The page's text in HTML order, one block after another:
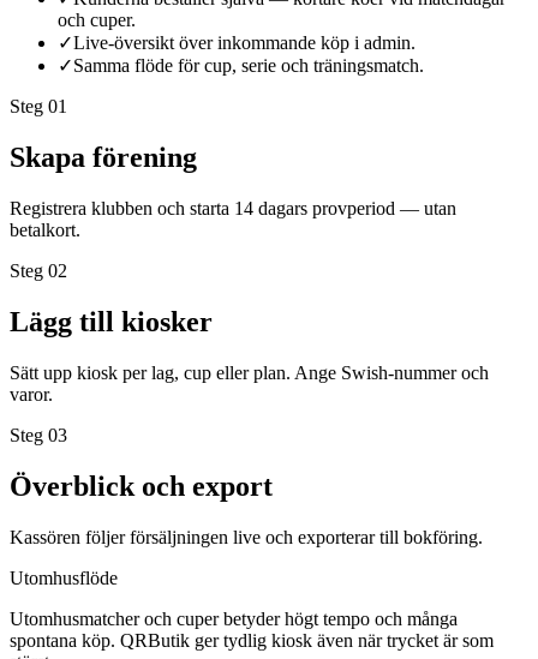
och cuper.
✓Live-översikt över inkommande köp i admin.
✓Samma flöde för cup, serie och träningsmatch.
Steg 01
Skapa förening
Registrera klubben och starta 14 dagars provperiod — utan
betalkort.
Steg 02
Lägg till kiosker
Sätt upp kiosk per lag, cup eller plan. Ange Swish-nummer och
varor.
Steg 03
Överblick och export
Kassören följer försäljningen live och exporterar till bokföring.
Utomhusflöde
Utomhusmatcher och cuper betyder högt tempo och många
spontana köp. QRButik ger tydlig kiosk även när trycket är som